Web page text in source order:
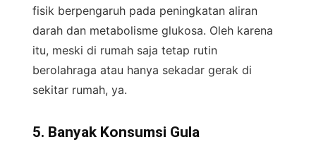
fisik berpengaruh pada peningkatan aliran
darah dan metabolisme glukosa. Oleh karena
itu, meski di rumah saja tetap rutin
berolahraga atau hanya sekadar gerak di
sekitar rumah, ya.
5. Banyak Konsumsi Gula